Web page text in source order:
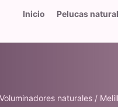
Inicio Pelucas
naturales /